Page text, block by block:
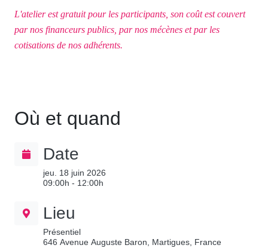
L'atelier est gratuit pour les participants, son coût est couvert
par nos financeurs publics, par nos mécènes et par les
cotisations de nos adhérents.
Où et quand
Date
jeu. 18 juin 2026
09:00h - 12:00h
Lieu
Présentiel
646 Avenue Auguste Baron, Martigues, France